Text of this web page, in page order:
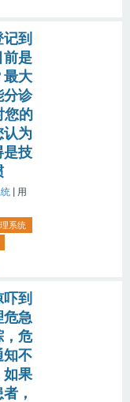
到
前是
最大
分诊
您的
认为
是技
| 用
系统
到
危急
，危
知不
如果
，